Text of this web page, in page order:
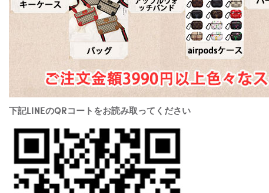
下記LINEのQRコートをお読み取ってください